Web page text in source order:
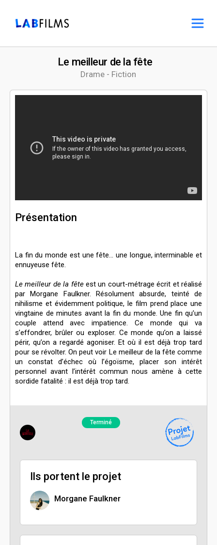
Drame - Fiction
Le meilleur de la fête
Présentation
La fin du monde est une fête… une longue, interminable et
ennuyeuse fête.
Le meilleur de la fêteest un court-métrage écrit et réalisé
par Morgane Faulkner. Résolument absurde, teinté de
nihilisme et évidemment politique, le film prend place une
vingtaine de minutes avant la fin du monde. Une fin qu’un
couple attend avec impatience. Ce monde qui va
s’effondrer, brûler ou exploser. Ce monde qu’on a laissé
périr, qu’on a regardé agoniser. Et où il est déjà trop tard
pour se révolter. On peut voir Le meilleur de la fête comme
un constat d’échec où l’égoïsme, placer son intérêt
personnel avant l’intérêt commun nous amène à cette
sordide fatalité : il est déjà trop tard.
Terminé
Ils portent le projet
Morgane Faulkner